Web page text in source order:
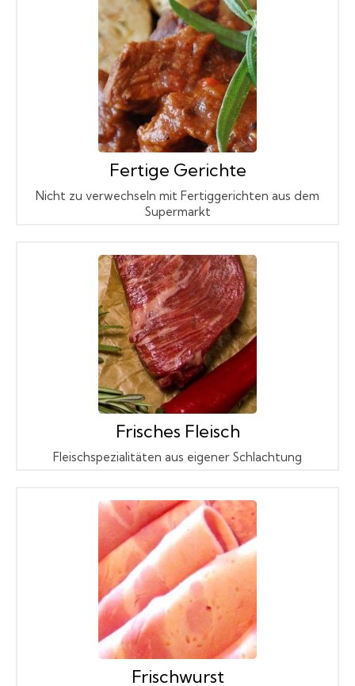
Fertige Gerichte
Nicht zu verwechseln mit Fertiggerichten aus dem
Supermarkt
Frisches Fleisch
Fleischspezialitäten aus eigener Schlachtung
Frischwurst